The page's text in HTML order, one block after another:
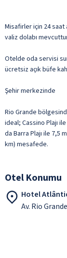
Misafirler için 24
valiz dolabı
Otelde oda servisi
ücretsiz açık büfe
Şehir merkezinde
Rio Grande
ideal; Cassino Plajı
da Barra Plajı ile 7,5
km) mesafede.
Otel Konumu
Hotel
Av. Rio